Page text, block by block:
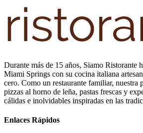
Durante más de 15 años, Siamo Ristorante
Miami Springs con su cocina italiana
cero. Como un restaurante familiar, nuestra
pizzas al horno de leña, pastas frescas y
cálidas e inolvidables inspiradas en las
Enlaces Rápidos